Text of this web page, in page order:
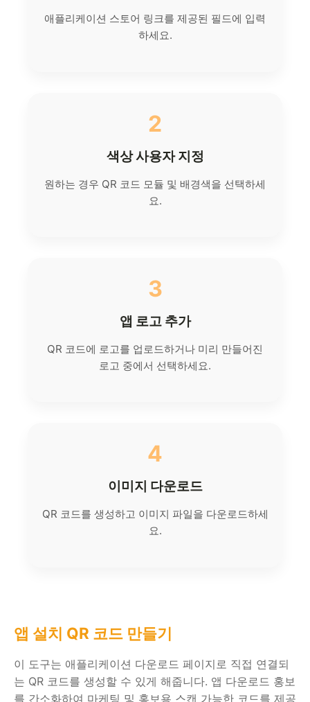
애플리케이션 스토어 링크를 제공된 필드에 입력
하세요.
2
색상 사용자 지정
원하는 경우 QR 코드 모듈 및 배경색을 선택하세
요.
3
앱 로고 추가
QR 코드에 로고를 업로드하거나 미리 만들어진
로고 중에서 선택하세요.
4
이미지 다운로드
QR 코드를 생성하고 이미지 파일을 다운로드하세
요.
앱 설치 QR 코드 만들기
이 도구는 애플리케이션 다운로드 페이지로 직접 연결되
는 QR 코드를 생성할 수 있게 해줍니다. 앱 다운로드 홍보
를 간소화하여 마케팅 및 홍보용 스캔 가능한 코드를 제공